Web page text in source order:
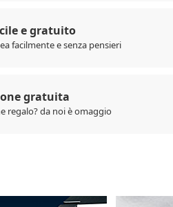
e gratuito
facilmente e senza pensieri
gratuita
regalo? da noi è omaggio